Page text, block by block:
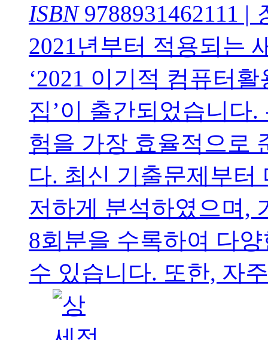
ISBN9788931462111 |
2021년부터 적용되는
‘2021 이기적 컴퓨터
집’이 출간되었습니다
험을 가장 효율적으로
다. 최신 기출문제부터
저하게 분석하였으며,
8회분을 수록하여 다
수 있습니다. 또한, 자